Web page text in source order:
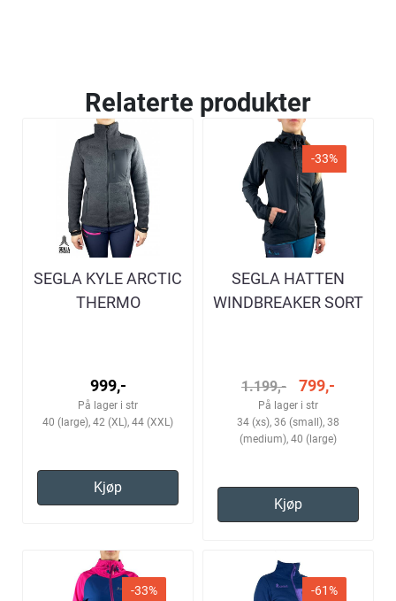
Relaterte produkter
SEGLA KYLE ARCTIC
THERMO
999,-
På lager i str
40 (large), 42 (XL), 44 (XXL)
Kjøp
-33%
SEGLA HATTEN
WINDBREAKER SORT
1.199,- 799,-
På lager i str
34 (xs), 36 (small), 38
(medium), 40 (large)
Kjøp
-33% -61%